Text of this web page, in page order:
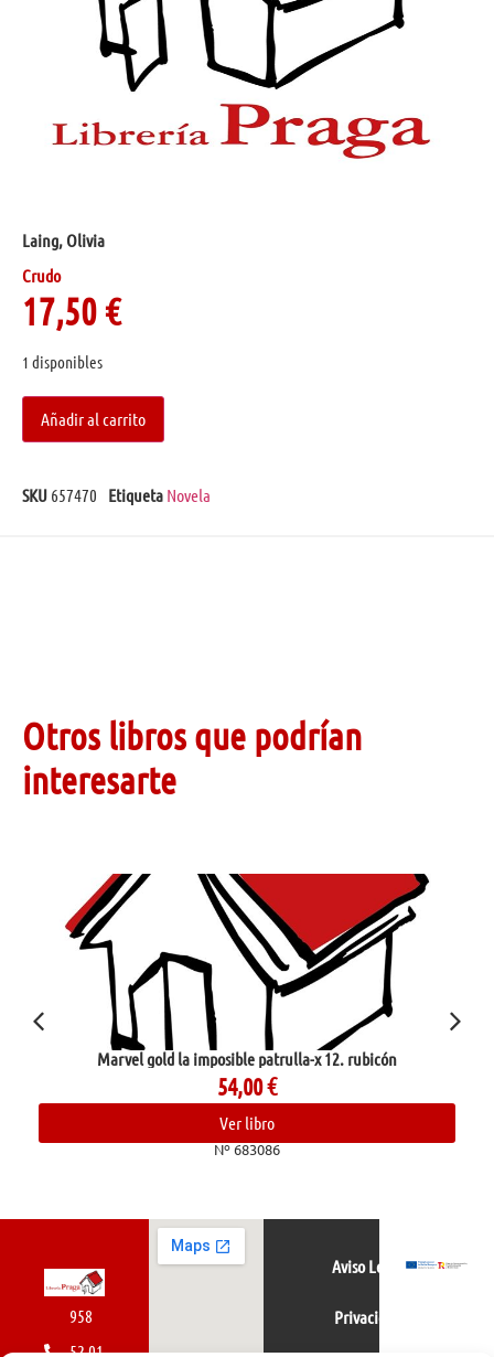
Laing, Olivia
Crudo
17,50€
1 disponibles
Añadir al carrito
SKU 657470 Etiqueta Novela
Otros libros que podrían
interesarte
Marvel gold la imposible patrulla-x 12. rubicón
54,00€
Ver libro
Nº 683086
958
52 01
Aviso Legal
Privacidad